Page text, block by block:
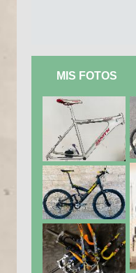
MIS FOTOS